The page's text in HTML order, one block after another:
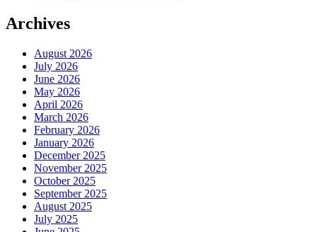
Archives
August 2026
July 2026
June 2026
May 2026
April 2026
March 2026
February 2026
January 2026
December 2025
November 2025
October 2025
September 2025
August 2025
July 2025